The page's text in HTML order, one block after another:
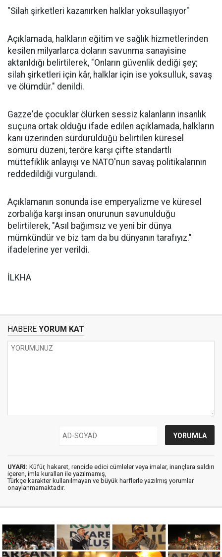
"Silah şirketleri kazanırken halklar yoksullaşıyor"
Açıklamada, halkların eğitim ve sağlık hizmetlerinden
kesilen milyarlarca doların savunma sanayisine
aktarıldığı belirtilerek, "Onların güvenlik dediği şey;
silah şirketleri için kâr, halklar için ise yoksulluk, savaş
ve ölümdür." denildi.
Gazze'de çocuklar ölürken sessiz kalanların insanlık
suçuna ortak olduğu ifade edilen açıklamada, halkların
kanı üzerinden sürdürüldüğü belirtilen küresel
sömürü düzeni, teröre karşı çifte standartlı
müttefiklik anlayışı ve NATO'nun savaş politikalarının
reddedildiği vurgulandı.
Açıklamanın sonunda ise emperyalizme ve küresel
zorbalığa karşı insan onurunun savunulduğu
belirtilerek, "Asıl bağımsız ve yeni bir dünya
mümkündür ve biz tam da bu dünyanın tarafıyız."
ifadelerine yer verildi.
İLKHA
HABERE YORUM KAT
UYARI: Küfür, hakaret, rencide edici cümleler veya imalar, inançlara saldırı
içeren, imla kuralları ile yazılmamış,
Türkçe karakter kullanılmayan ve büyük harflerle yazılmış yorumlar
onaylanmamaktadır.